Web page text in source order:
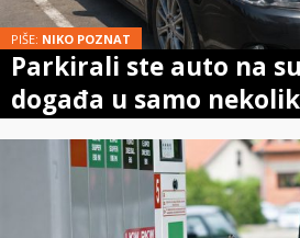
PIŠE: NIKO POZNAT
Parkirali ste auto na
događa u samo